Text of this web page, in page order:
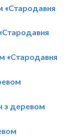
«Стародавня
«Стародавня
з деревом